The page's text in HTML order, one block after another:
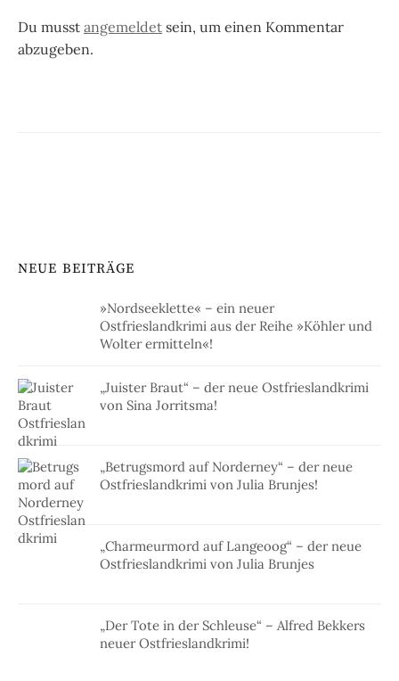
Du musst angemeldet sein, um einen Kommentar
abzugeben.
NEUE BEITRÄGE
»Nordseeklette« – ein neuer
Ostfrieslandkrimi aus der Reihe »Köhler und
Wolter ermitteln«!
„Juister Braut“ – der neue Ostfrieslandkrimi
von Sina Jorritsma!
„Betrugsmord auf Norderney“ – der neue
Ostfrieslandkrimi von Julia Brunjes!
„Charmeurmord auf Langeoog“ – der neue
Ostfrieslandkrimi von Julia Brunjes
„Der Tote in der Schleuse“ – Alfred Bekkers
neuer Ostfrieslandkrimi!